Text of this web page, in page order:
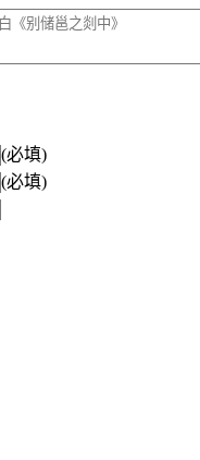
(必填)
(必填)